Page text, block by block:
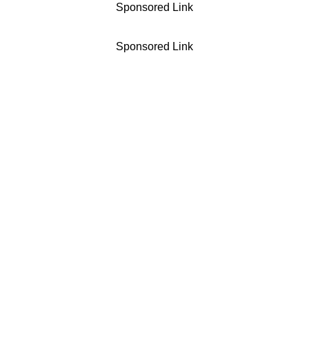
Sponsored Link
Sponsored Link